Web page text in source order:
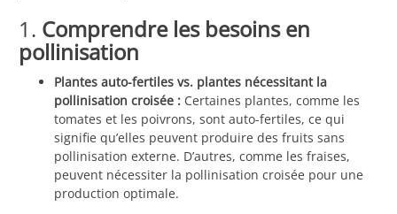
1. Comprendre les besoins en
pollinisation
Plantes auto-fertiles vs. plantes nécessitant la
pollinisation croisée : Certaines plantes, comme les
tomates et les poivrons, sont auto-fertiles, ce qui
signifie qu’elles peuvent produire des fruits sans
pollinisation externe. D’autres, comme les fraises,
peuvent nécessiter la pollinisation croisée pour une
production optimale.